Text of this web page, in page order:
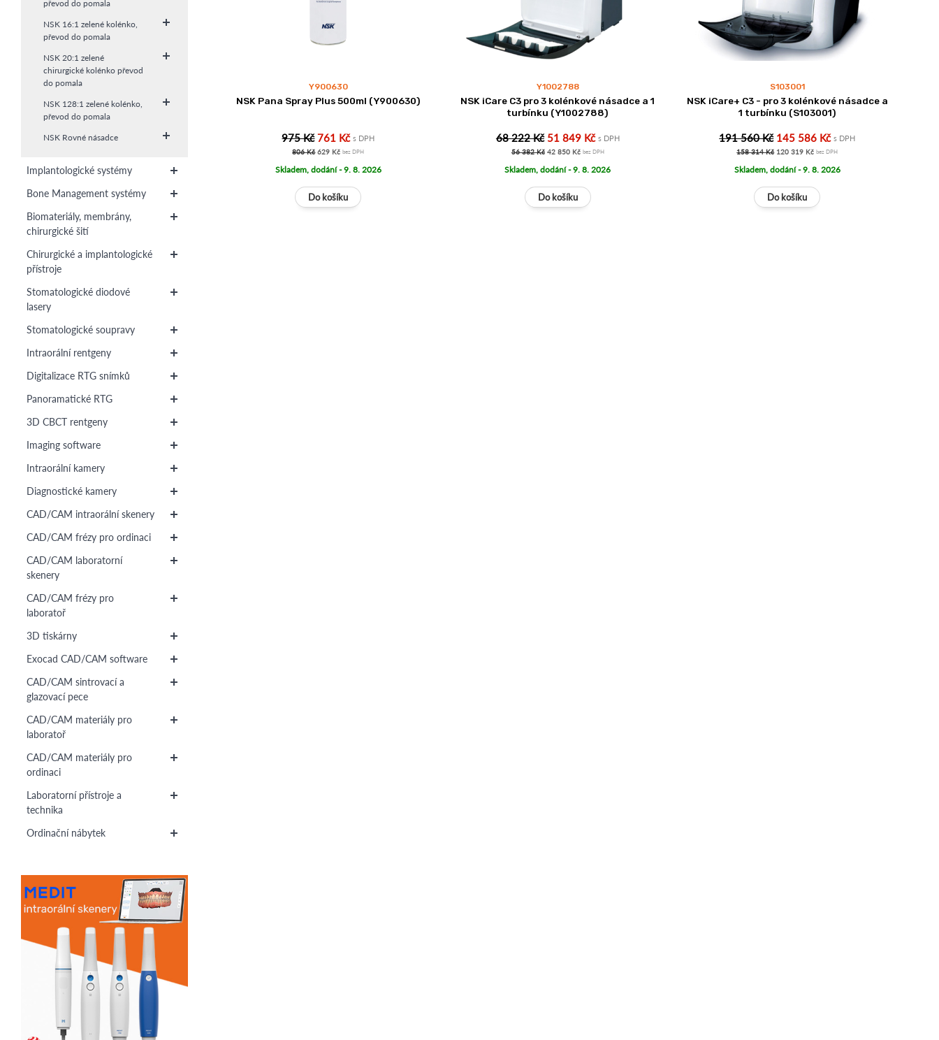
převod do pomala
NSK 16:1 zelené kolénko,
převod do pomala
NSK 20:1 zelené
chirurgické kolénko převod
do pomala
NSK 128:1 zelené kolénko,
převod do pomala
NSK Rovné násadce
Implantologické systémy
Bone Management systémy
Biomateriály, membrány,
chirurgické šití
Chirurgické a implantologické
přístroje
Stomatologické diodové
lasery
Stomatologické soupravy
Intraorální rentgeny
Digitalizace RTG snímků
Panoramatické RTG
3D CBCT rentgeny
Imaging software
Intraorální kamery
Diagnostické kamery
CAD/CAM intraorální skenery
CAD/CAM frézy pro ordinaci
CAD/CAM laboratorní
skenery
CAD/CAM frézy pro
laboratoř
3D tiskárny
Exocad CAD/CAM software
CAD/CAM sintrovací a
glazovací pece
CAD/CAM materiály pro
laboratoř
CAD/CAM materiály pro
ordinaci
Laboratorní přístroje a
technika
Ordinační nábytek
Y900630
NSK Pana Spray Plus 500ml (Y900630)
975 Kč 761 Kčs DPH
806 Kč 629 Kčbez DPH
Skladem, dodání - 9. 8. 2026
Y1002788
NSK iCare C3 pro 3 kolénkové násadce a 1
turbínku (Y1002788)
68 222 Kč 51 849 Kč s DPH
56 382 Kč 42 850 Kč bez DPH
Skladem, dodání - 9. 8. 2026
S103001
NSK iCare+ C3 - pro 3 kolénkové násadce a
1 turbínku (S103001)
191 560 Kč 145 586 Kčs DPH
158 314 Kč 120 319 Kčbez DPH
Skladem, dodání - 9. 8. 2026